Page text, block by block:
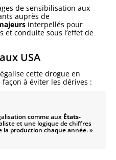
de sensibilisation aux
auprès de
interpellés pour
et conduite sous l’effet de
USA
cette drogue en
à éviter les dérives :
comme aux États-
et une logique de chiffres
la production chaque année. »